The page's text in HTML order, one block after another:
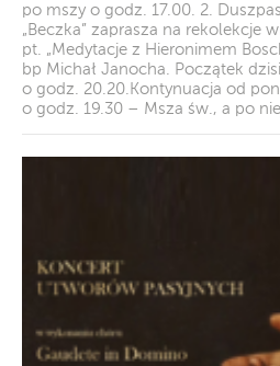
po mszy o godz. 17.00. 2.
„Beczka” zaprasza na rekolekcje
pt. „Medytacje z Hieronimem
bp Michał Janocha. Początek
o godz. 20.20.Kontynuacja od
o godz. 19.30 – Msza św., a po